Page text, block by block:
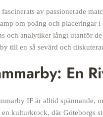
av passionerade
om poäng och
och analytiker långt utanför
till en så sevärd och
En
IF är alltid spännande,
kulturkrock, där Göteborgs